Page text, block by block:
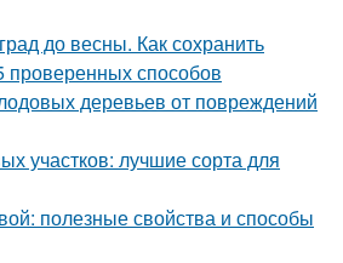
до весны. Как сохранить
проверенных способов
деревьев от повреждений
участков: лучшие сорта для
полезные свойства и способы